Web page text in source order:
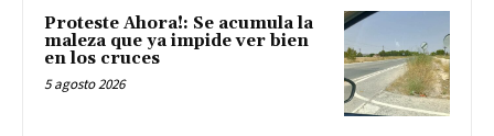
Proteste Ahora!: Se acumula la
maleza que ya impide ver bien
en los cruces
5 agosto 2026